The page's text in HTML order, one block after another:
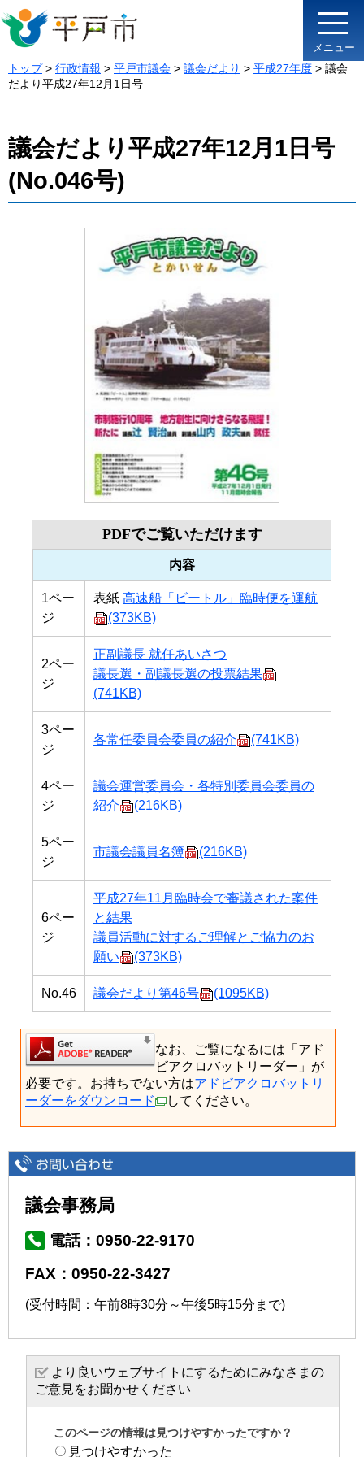
メニュー
トップ> 行政情報 > 平戸市議会 > 議会だより > 平成27年度 > 議会
だより平成27年12月1日号
議会だより平成27年12月1日号
(No.046号)
PDFでご覧いただけます
内容
1ペー
ジ
表紙 高速船「ビートル」臨時便を運航
(373KB)
2ペー
ジ
正副議長 就任あいさつ
議長選・副議長選の投票結果
(741KB)
3ペー
ジ
各常任委員会委員の紹介 (741KB)
4ペー
ジ
議会運営委員会・各特別委員会委員の
紹介
(216KB)
5ペー
ジ
市議会議員名簿 (216KB)
6ペー
ジ
平成27年11月臨時会で審議された案件
と結果
議員活動に対するご理解とご協力のお
願い
(373KB)
No.46 議会だより第46号 (1095KB)
なお、ご覧になるには「アド
ビアクロバットリーダー」が
必要です。お持ちでない方はアドビアクロバットリ
ーダーをダウンロード
してください。
議会事務局
電話：0950-22-9170
FAX：0950-22-3427
(受付時間：午前8時30分～午後5時15分まで)
より良いウェブサイトにするためにみなさまの
ご意見をお聞かせください
このページの情報は見つけやすかったですか？
見つけやすかった